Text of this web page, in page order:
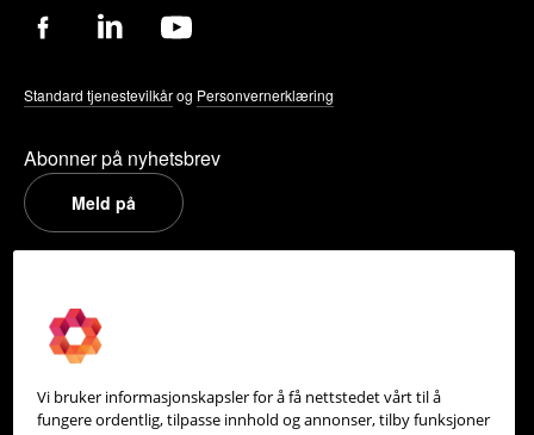
Standard tjenestevilkårog Personvernerklæring
Abonner på nyhetsbrev
Meld på
Om oss
Partneroversikt
Integrasjoner
Vi bruker informasjonskapsler for å få nettstedet vårt til å
fungere ordentlig, tilpasse innhold og annonser, tilby funksjoner